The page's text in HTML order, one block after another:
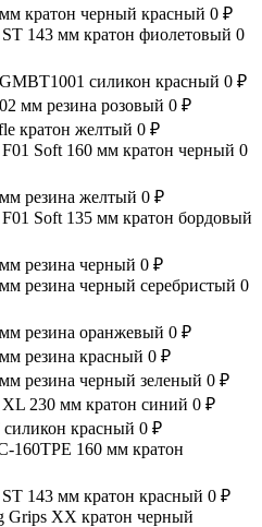
кратон черный красный 0 ₽
143 мм кратон фиолетовый 0
силикон красный 0 ₽
мм резина розовый 0 ₽
кратон желтый 0 ₽
Soft 160 мм кратон черный 0
резина желтый 0 ₽
Soft 135 мм кратон бордовый
резина черный 0 ₽
резина черный серебристый 0
резина оранжевый 0 ₽
резина красный 0 ₽
резина черный зеленый 0 ₽
230 мм кратон синий 0 ₽
красный 0 ₽
160TPE 160 мм кратон
143 мм кратон красный 0 ₽
XX кратон черный